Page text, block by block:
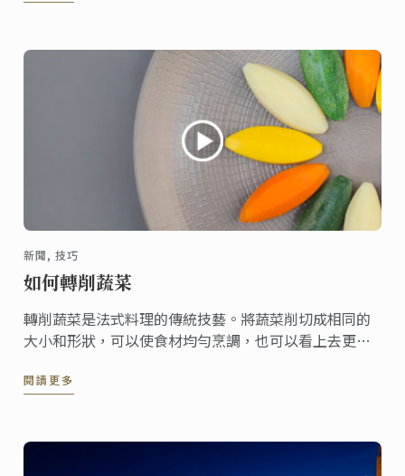
新聞, 技巧
如何轉削蔬菜
轉削蔬菜是法式料理的傳統技藝。將蔬菜削切成相同的
大小和形狀，可以使食材均勻烹調，也可以看上去更賞
閱讀更多